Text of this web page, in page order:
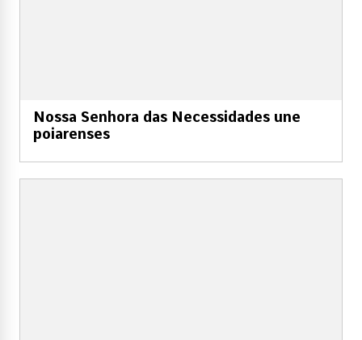
Nossa Senhora das Necessidades une
poiarenses